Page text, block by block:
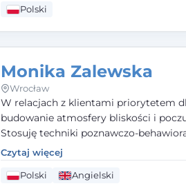
Towarzystwa Psychiatrycznego. W
zasobach.
Polski
Monika Zalewska
Wrocław
W relacjach z klientami priorytetem
budowanie atmosfery bliskości i
Stosuję techniki poznawczo-
które koncentrują się na rozwiązaniach
osiąganiu zamierzonych celów
rozwiązania trudnych sytuacji)
Czytaj więcej
Polski Angielski